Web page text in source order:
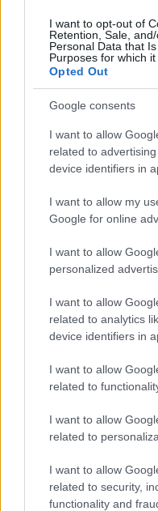
I want to opt-out of
Retention, Sale,
Personal Data that
Purposes for which it
Opted Out
Google consents
I want to allow
related to
device identifiers in
I want to allow my
Google for online
I want to allow
personalized
I want to allow
related to analytics
device identifiers in
I want to allow
related to
I want to allow
related to
I want to allow
related to security,
functionality and
Condividi l'articolo
F
a
ce
b
o
o
k
T
w
it
te
r
n
te
re
st
NOTIZIE RECENTI
Olbia, le
Le ultime
Cumuli di
Incendi in
furgoni: le